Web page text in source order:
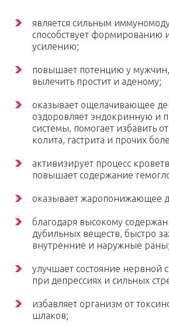
является сильным
способствует формированию
усилению;
повышает потенцию у
вылечить простит и аденому;
оказывает ощелачивающее
оздоровляет эндокринную и
системы, помогает избавить
колита, гастрита и прочих
активизирует процесс
повышает содержание
оказывает жаропонижающее
благодаря высокому
дубильных веществ, быстро
внутренние и наружные раны;
улучшает состояние нервной
при депрессиях и сильных
избавляет организм от
шлаков;